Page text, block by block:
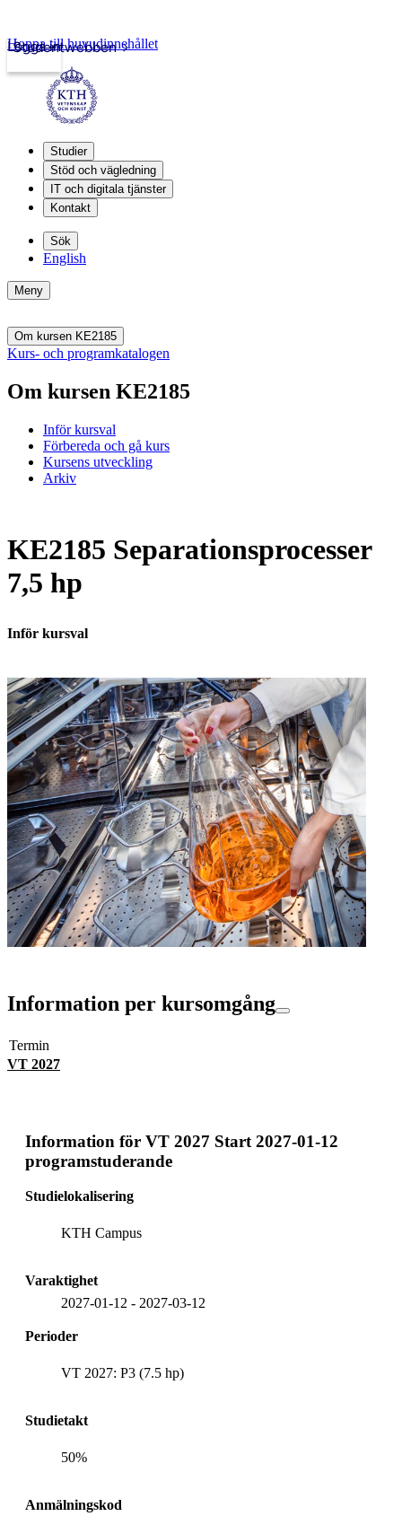
Studentwebben
Logga in
Hoppa till huvudinnehållet
Studier
Stöd och vägledning
IT och digitala tjänster
Kontakt
Sök
English
Meny
Om kursen KE2185
Kurs- och programkatalogen
Om kursen KE2185
Inför kursval
Förbereda och gå kurs
Kursens utveckling
Arkiv
KE2185 Separationsprocesser
7,5 hp
Inför kursval
Information per kursomgång
Termin
VT 2027
Information för VT 2027 Start 2027-01-12
programstuderande
Studielokalisering
KTH Campus
Varaktighet
2027-01-12 - 2027-03-12
Perioder
VT 2027: P3 (7.5 hp)
Studietakt
50%
Anmälningskod